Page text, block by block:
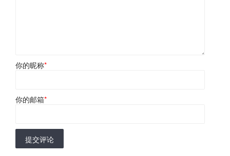
你的昵称*
你的邮箱*
提交评论